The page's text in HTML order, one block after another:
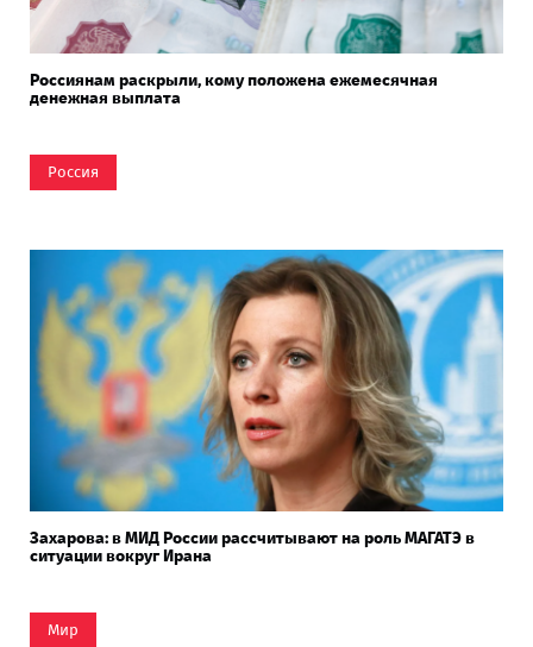
Россиянам раскрыли, кому положена ежемесячная
денежная выплата
Россия
Захарова: в МИД России рассчитывают на роль МАГАТЭ в
ситуации вокруг Ирана
Мир